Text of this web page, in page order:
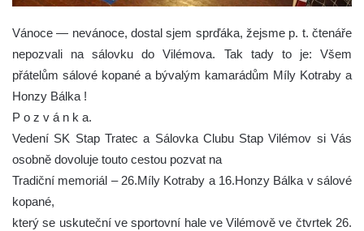
Vánoce — nevánoce, dostal sjem sprďáka, žejsme p. t. čtenáře
nepozvali na sálovku do Vilémova. Tak tady to je: Všem
přátelům sálové kopané a bývalým kamarádům Míly Kotraby a
Honzy Bálka !
P o z v á n k a.
Vedení SK Stap Tratec a Sálovka Clubu Stap Vilémov si Vás
osobně dovoluje touto cestou pozvat na
Tradiční memoriál – 26.Míly Kotraby a 16.Honzy Bálka v sálové
kopané,
který se uskuteční ve sportovní hale ve Vilémově ve čtvrtek 26.